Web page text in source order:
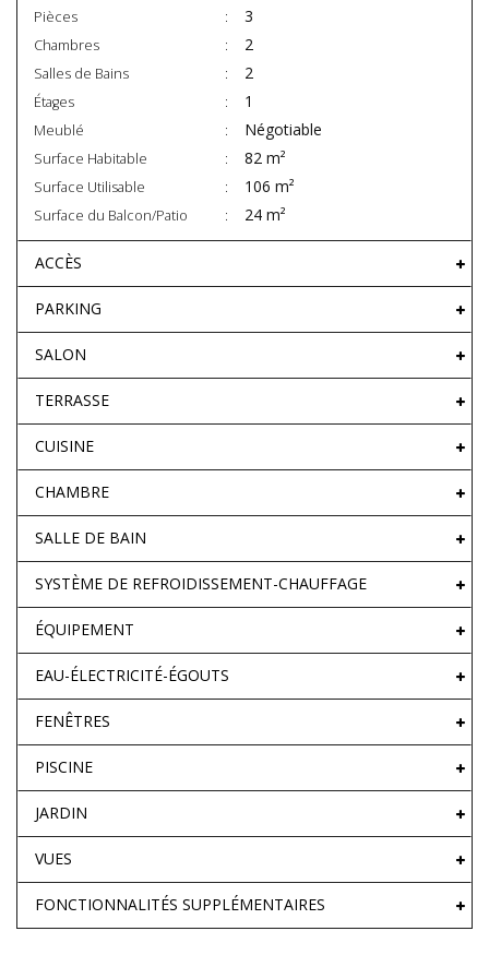
Pièces 3
Chambres 2
Salles de Bains 2
Étages 1
Meublé Négotiable
Surface Habitable 82 m²
Surface Utilisable 106 m²
Surface du Balcon/Patio 24 m²
ACCÈS
PARKING
SALON
TERRASSE
CUISINE
CHAMBRE
SALLE DE BAIN
SYSTÈME DE REFROIDISSEMENT-CHAUFFAGE
ÉQUIPEMENT
EAU-ÉLECTRICITÉ-ÉGOUTS
FENÊTRES
PISCINE
JARDIN
VUES
FONCTIONNALITÉS SUPPLÉMENTAIRES